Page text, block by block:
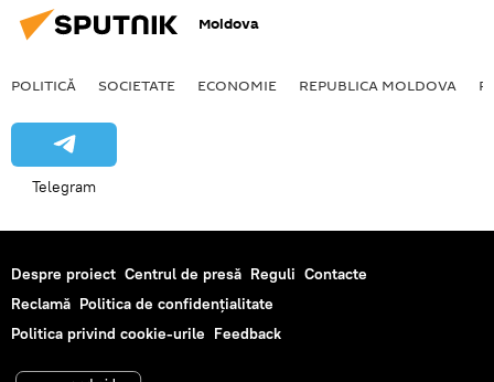
Moldova
POLITICĂ SOCIETATE ECONOMIE REPUBLICA MOLDOVA
Telegram
Despre proiect Centrul de presă Reguli Contacte
Reclamă Politica de confidențialitate
Politica privind cookie-urile Feedback